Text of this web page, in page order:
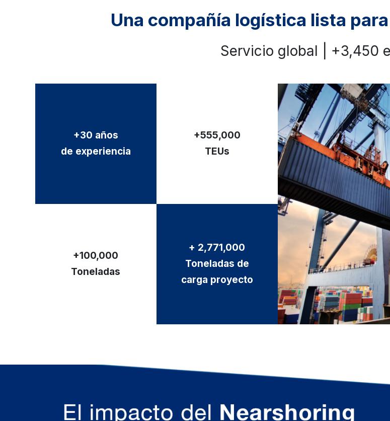
Una compañía logística lista
Servicio global | +3,450
+30 años
de experiencia
+555,000
TEUs
+100,000
Toneladas
+ 2,771,000
Toneladas de
carga proyecto